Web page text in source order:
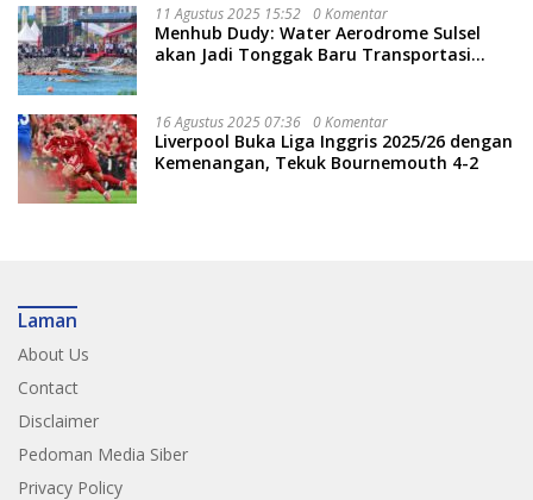
11 Agustus 2025 15:52 0 Komentar
Menhub Dudy: Water Aerodrome Sulsel
akan Jadi Tonggak Baru Transportasi
16 Agustus 2025 07:36 0 Komentar
Liverpool Buka Liga Inggris 2025/26 dengan
Kemenangan, Tekuk Bournemouth 4-2
Laman
About Us
Contact
Disclaimer
Pedoman Media Siber
Privacy Policy